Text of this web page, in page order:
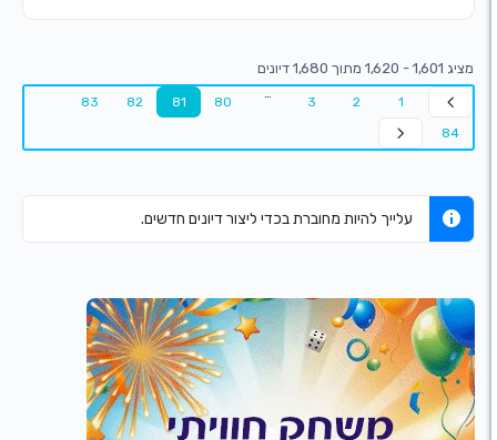
עלייך להיות מחוברת בכדי ליצור דיונים חדשים.